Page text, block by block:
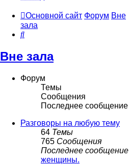
Основной сайт Форум Вне
зала
Поиск
Вне зала
Форум
Темы
Сообщения
Последнее сообщение
Разговоры на любую тему
64 Темы
765 Сообщения
Последнее сообщение
женщины.